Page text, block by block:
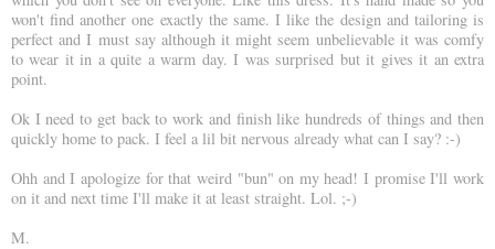
won't find another one exactly the same. I like the design and tailoring is
perfect and I must say although it might seem unbelievable it was comfy
to wear it in a quite a warm day. I was surprised but it gives it an extra
point.
Ok I need to get back to work and finish like hundreds of things and then
quickly home to pack. I feel a lil bit nervous already what can I say? :-)
Ohh and I apologize for that weird "bun" on my head! I promise I'll work
on it and next time I'll make it at least straight. Lol. ;-)
M.